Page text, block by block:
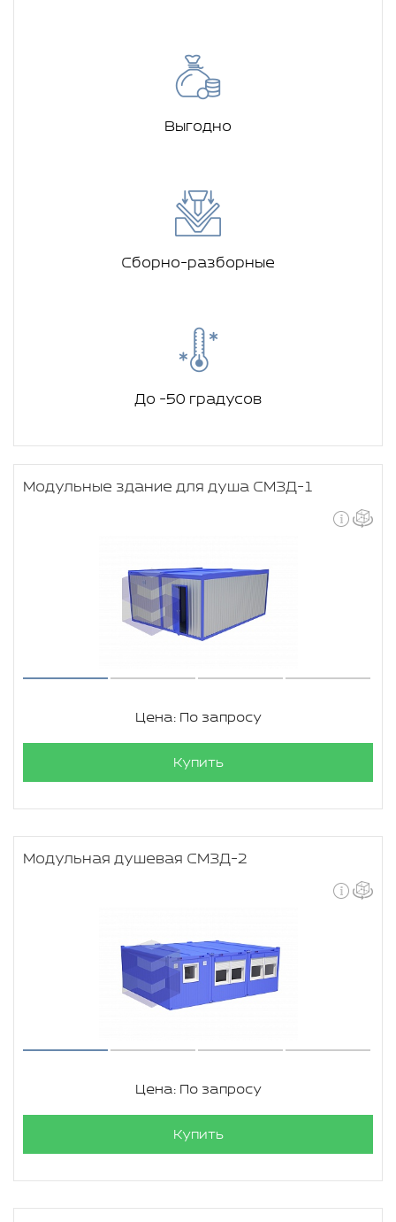
Выгодно
Сборно-разборные
До -50 градусов
Модульные здание для душа СМЗД-1
Цена: По запросу
Купить
Модульная душевая СМЗД-2
Цена: По запросу
Купить